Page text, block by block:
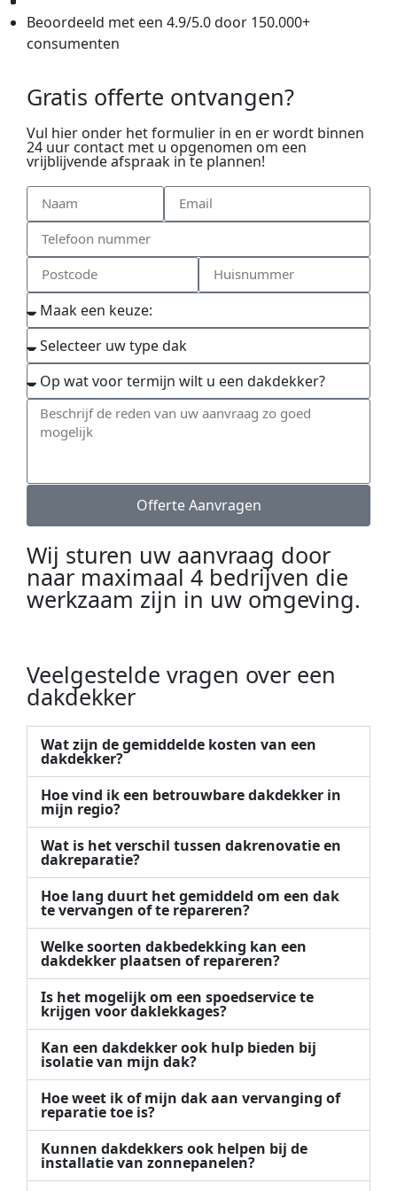
Beoordeeld met een 4.9/5.0 door 150.000+
consumenten
Gratis offerte ontvangen?
Vul hier onder het formulier in en er wordt binnen
24 uur contact met u opgenomen om een
vrijblijvende afspraak in te plannen!
Offerte Aanvragen
Wij sturen uw aanvraag door
naar maximaal 4 bedrijven die
werkzaam zijn in uw omgeving.
Veelgestelde vragen over een
dakdekker
Wat zijn de gemiddelde kosten van een
dakdekker?
Hoe vind ik een betrouwbare dakdekker in
mijn regio?
Wat is het verschil tussen dakrenovatie en
dakreparatie?
Hoe lang duurt het gemiddeld om een dak
te vervangen of te repareren?
Welke soorten dakbedekking kan een
dakdekker plaatsen of repareren?
Is het mogelijk om een spoedservice te
krijgen voor daklekkages?
Kan een dakdekker ook hulp bieden bij
isolatie van mijn dak?
Hoe weet ik of mijn dak aan vervanging of
reparatie toe is?
Kunnen dakdekkers ook helpen bij de
installatie van zonnepanelen?